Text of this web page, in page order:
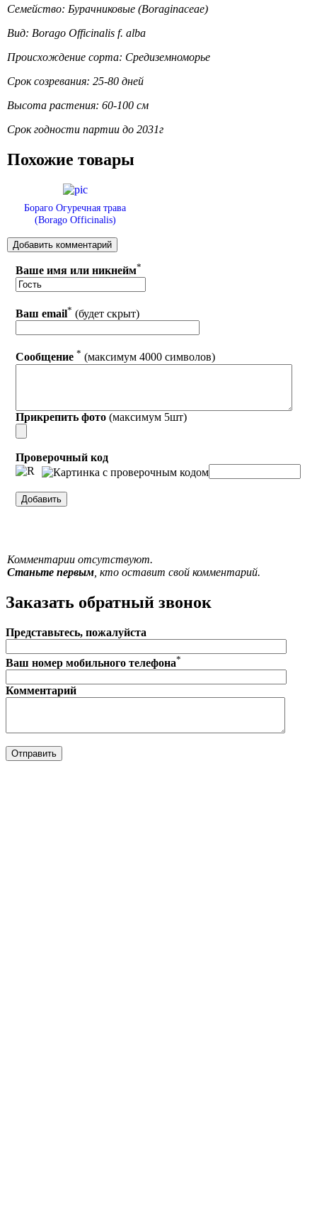
Семейство: Бурачниковые (Boraginaceae)
Вид: Borago Officinalis f. alba
Происхождение сорта: Средиземноморье
Срок созревания: 25-80 дней
Высота растения: 60-100 см
Срок годности партии до 2031г
Похожие товары
Бораго Огуречная трава
(Borago Officinalis)
Ваше имя или никнейм*
Ваш email* (будет скрыт)
Сообщение * (максимум 4000 символов)
Прикрепить фото (максимум 5шт)
Проверочный код
Комментарии отсутствуют.
Станьте первым, кто оставит свой комментарий.
Заказать обратный звонок
Представьтесь, пожалуйста
Ваш номер мобильного телефона*
Комментарий